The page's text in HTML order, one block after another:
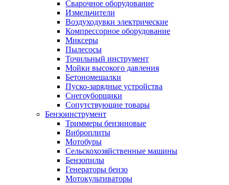
Сварочное оборудование
Измельчители
Воздуходувки электрические
Компрессорное оборудование
Миксеры
Пылесосы
Точильный инструмент
Мойки высокого давления
Бетономешалки
Пуско-зарядные устройства
Снегоуборщики
Сопутствующие товары
Бензоинструмент
Триммеры бензиновые
Виброплиты
Мотобуры
Сельскохозяйственные машины
Бензопилы
Генераторы бензо
Мотокультиваторы